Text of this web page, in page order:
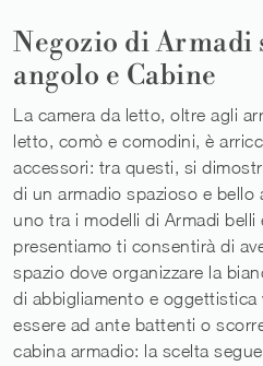
Negozio di Armadi
angolo e Cabine
La camera da letto, oltre agli
letto, comò e comodini, è
accessori: tra questi, si
di un armadio spazioso e bello
uno tra i modelli di Armadi belli
presentiamo ti consentirà di
spazio dove organizzare la
di abbigliamento e oggettistica
essere ad ante battenti o
cabina armadio: la scelta